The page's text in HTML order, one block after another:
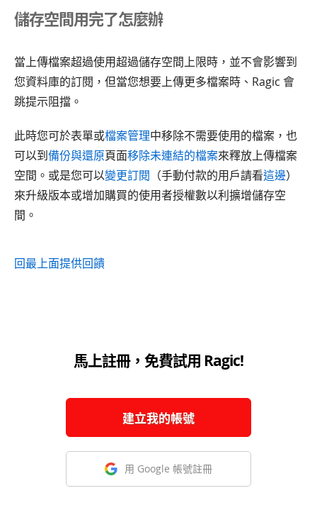
儲存空間用完了怎麼辦
當上傳檔案超過使用超過儲存空間上限時，並不會影響到
您資料庫的訂閱，但當您想要上傳更多檔案時、Ragic 會
跳提示阻擋。
此時您可於表單或檔案管理中移除不需要使用的檔案，也
可以到備份與還原頁面移除未連結的檔案來釋放上傳檔案
空間。或是您可以變更訂閱 （手動付款的用戶請看這邊）
來升級版本或增加購買的使用者授權數以利擴增儲存空
間。
回最上面提供回饋
馬上註冊，免費試用 Ragic!
建立我的帳號
用 Google 帳號註冊